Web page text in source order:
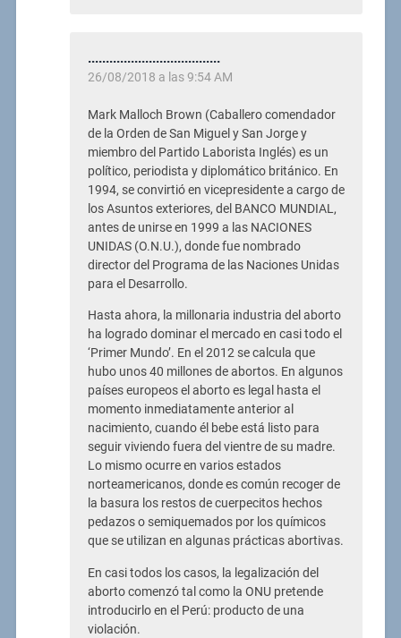
.....................................
26/08/2018 a las 9:54 AM
Mark Malloch Brown (Caballero comendador
de la Orden de San Miguel y San Jorge y
miembro del Partido Laborista Inglés) es un
político, periodista y diplomático británico. En
1994, se convirtió en vicepresidente a cargo de
los Asuntos exteriores, del BANCO MUNDIAL,
antes de unirse en 1999 a las NACIONES
UNIDAS (O.N.U.), donde fue nombrado
director del Programa de las Naciones Unidas
para el Desarrollo.
Hasta ahora, la millonaria industria del aborto
ha logrado dominar el mercado en casi todo el
‘Primer Mundo’. En el 2012 se calcula que
hubo unos 40 millones de abortos. En algunos
países europeos el aborto es legal hasta el
momento inmediatamente anterior al
nacimiento, cuando él bebe está listo para
seguir viviendo fuera del vientre de su madre.
Lo mismo ocurre en varios estados
norteamericanos, donde es común recoger de
la basura los restos de cuerpecitos hechos
pedazos o semiquemados por los químicos
que se utilizan en algunas prácticas abortivas.
En casi todos los casos, la legalización del
aborto comenzó tal como la ONU pretende
introducirlo en el Perú: producto de una
violación.